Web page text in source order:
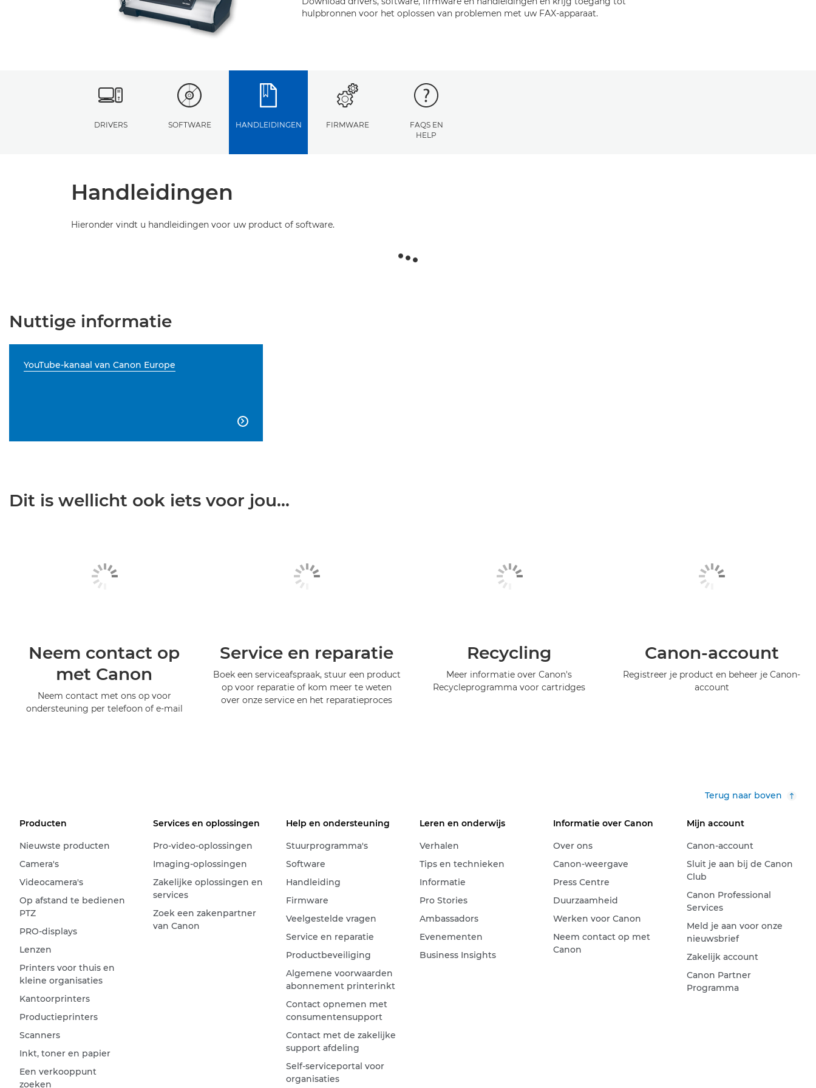
hulpbronnen voor het oplossen van problemen met uw FAX-apparaat.
DRIVERS SOFTWARE HANDLEIDINGEN FIRMWARE
FAQS EN
HELP
Handleidingen
Hieronder vindt u handleidingen voor uw product of software.
Nuttige informatie
YouTube-kanaal van Canon Europe

Dit is wellicht ook iets voor jou...
Neem contact op
met Canon
Neem contact met ons op voor
ondersteuning per telefoon of e-mail
Service en reparatie
Boek een serviceafspraak, stuur een product
op voor reparatie of kom meer te weten
over onze service en het reparatieproces
Recycling
Meer informatie over Canon's
Recycleprogramma voor cartridges
Canon-account
Registreer je product en beheer je Canon-
account
Terug naar boven
Producten
Nieuwste producten
Camera's
Videocamera's
Op afstand te bedienen
PTZ
PRO-displays
Lenzen
Printers voor thuis en
kleine organisaties
Kantoorprinters
Productieprinters
Scanners
Inkt, toner en papier
Een verkooppunt
zoeken
Services en oplossingen
Pro-video-oplossingen
Imaging-oplossingen
Zakelijke oplossingen en
services
Zoek een zakenpartner
van Canon
Help en ondersteuning
Stuurprogramma's
Software
Handleiding
Firmware
Veelgestelde vragen
Service en reparatie
Productbeveiliging
Algemene voorwaarden
abonnement printerinkt
Contact opnemen met
consumentensupport
Contact met de zakelijke
support afdeling
Self-serviceportal voor
organisaties
Leren en onderwijs
Verhalen
Tips en technieken
Informatie
Pro Stories
Ambassadors
Evenementen
Business Insights
Informatie over Canon
Over ons
Canon-weergave
Press Centre
Duurzaamheid
Werken voor Canon
Neem contact op met
Canon
Mijn account
Canon-account
Sluit je aan bij de Canon
Club
Canon Professional
Services
Meld je aan voor onze
nieuwsbrief
Zakelijk account
Canon Partner
Programma